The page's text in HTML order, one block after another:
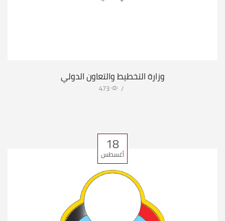
وزارة التخطيط والتعاون الدولي
/
473
18
أغسطس